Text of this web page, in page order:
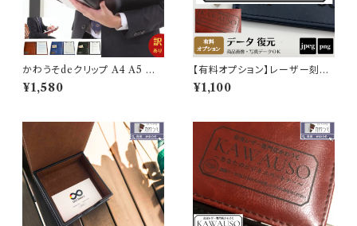
かわうそdeクリップ A4 A5 訳
あり【動画あり】 / クリップファイ
ル PUレザー 合成皮革 在庫処
ケット ポケット付 メモ帳付 高級
感 ビジネス お洒落 名刺 黒 茶
色 紺 ブラック ネイビー ブラウ
ン ＼公式限定クーポン有／
¥1,580
【有料オプション】レーザー刻印
データ復元 サービス（LOGO ロ
ゴデータ) 【代引決済不可・単体
¥1,100